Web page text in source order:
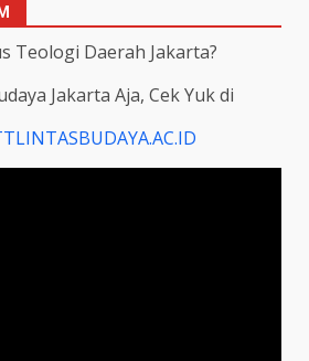
Teologi Daerah Jakarta?
Jakarta Aja, Cek Yuk di